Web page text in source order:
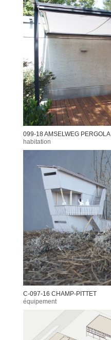
099-18 AMSELWEG PERGOLA
habitation
C-097-16 CHAMP-PITTET
équipement